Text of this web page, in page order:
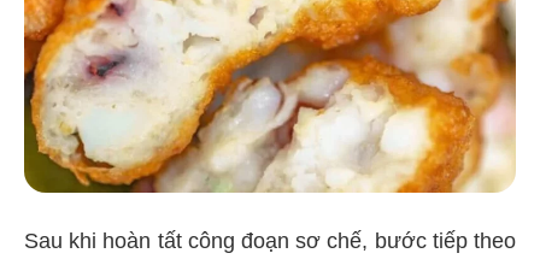
Sau khi hoàn tất công đoạn sơ chế, bước tiếp theo